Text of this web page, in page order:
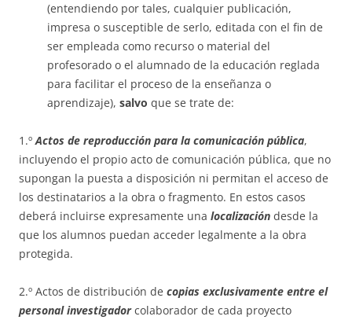
(entendiendo por tales, cualquier publicación,
impresa o susceptible de serlo, editada con el fin de
ser empleada como recurso o material del
profesorado o el alumnado de la educación reglada
para facilitar el proceso de la enseñanza o
aprendizaje), salvo que se trate de:
1.ºActos de reproducción para la comunicación pública,
incluyendo el propio acto de comunicación pública, que no
supongan la puesta a disposición ni permitan el acceso de
los destinatarios a la obra o fragmento. En estos casos
deberá incluirse expresamente una localización desde la
que los alumnos puedan acceder legalmente a la obra
protegida.
2.º Actos de distribución de copias exclusivamente entre el
personal investigadorcolaborador de cada proyecto